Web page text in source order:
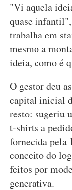
"Vi aquela
quase
trabalha em
mesmo a
ideia, como é
O gestor deu
capital inicial
resto: sugeriu
t-shirts a
fornecida pela
conceito do
feitos por
generativa.